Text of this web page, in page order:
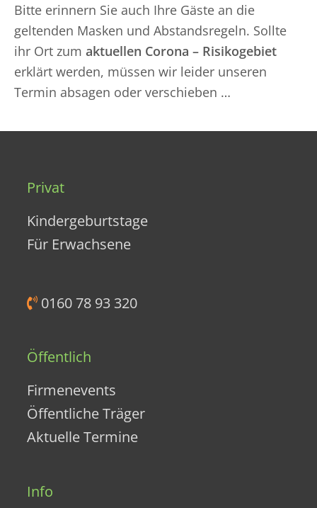
Bitte erinnern Sie auch Ihre Gäste an die
geltenden Masken und Abstandsregeln. Sollte
ihr Ort zum aktuellen Corona – Risikogebiet
erklärt werden, müssen wir leider unseren
Termin absagen oder verschieben …
Privat
Kindergeburtstage
Für Erwachsene
0160 78 93 320
Öffentlich
Firmenevents
Öffentliche Träger
Aktuelle Termine
Info